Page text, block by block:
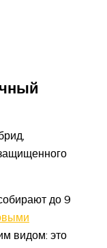
до 9
видом: это